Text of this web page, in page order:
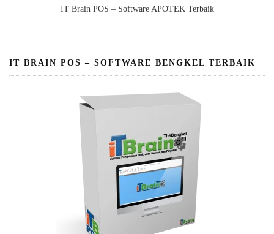
IT Brain POS – Software APOTEK Terbaik
IT BRAIN POS – SOFTWARE BENGKEL TERBAIK